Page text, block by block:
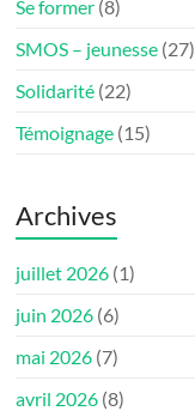
Se former (8)
SMOS – jeunesse (27)
Solidarité (22)
Témoignage (15)
Archives
juillet 2026 (1)
juin 2026 (6)
mai 2026 (7)
avril 2026 (8)